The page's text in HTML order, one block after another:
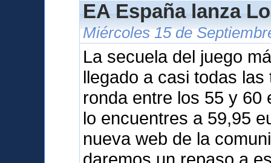
EA España lanza
Miércoles 15 de
La secuela del juego
llegado a casi todas
ronda entre los 55 y 60
lo encuentres a 59,95
nueva web de la